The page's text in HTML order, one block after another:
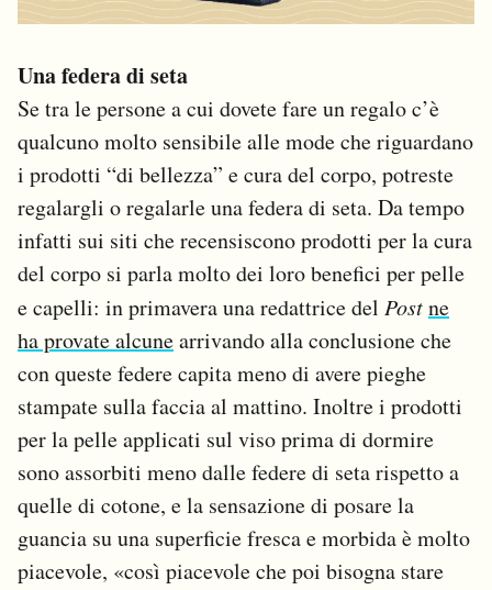
Una federa di seta
Se tra le persone a cui dovete fare un regalo c’è
qualcuno molto sensibile alle mode che riguardano
i prodotti “di bellezza” e cura del corpo, potreste
regalargli o regalarle una federa di seta. Da tempo
infatti sui siti che recensiscono prodotti per la cura
del corpo si parla molto dei loro benefici per pelle
e capelli: in primavera una redattrice del Postne
ha provate alcunearrivando alla conclusione che
con queste federe capita meno di avere pieghe
stampate sulla faccia al mattino. Inoltre i prodotti
per la pelle applicati sul viso prima di dormire
sono assorbiti meno dalle federe di seta rispetto a
quelle di cotone, e la sensazione di posare la
guancia su una superficie fresca e morbida è molto
piacevole, «così piacevole che poi bisogna stare